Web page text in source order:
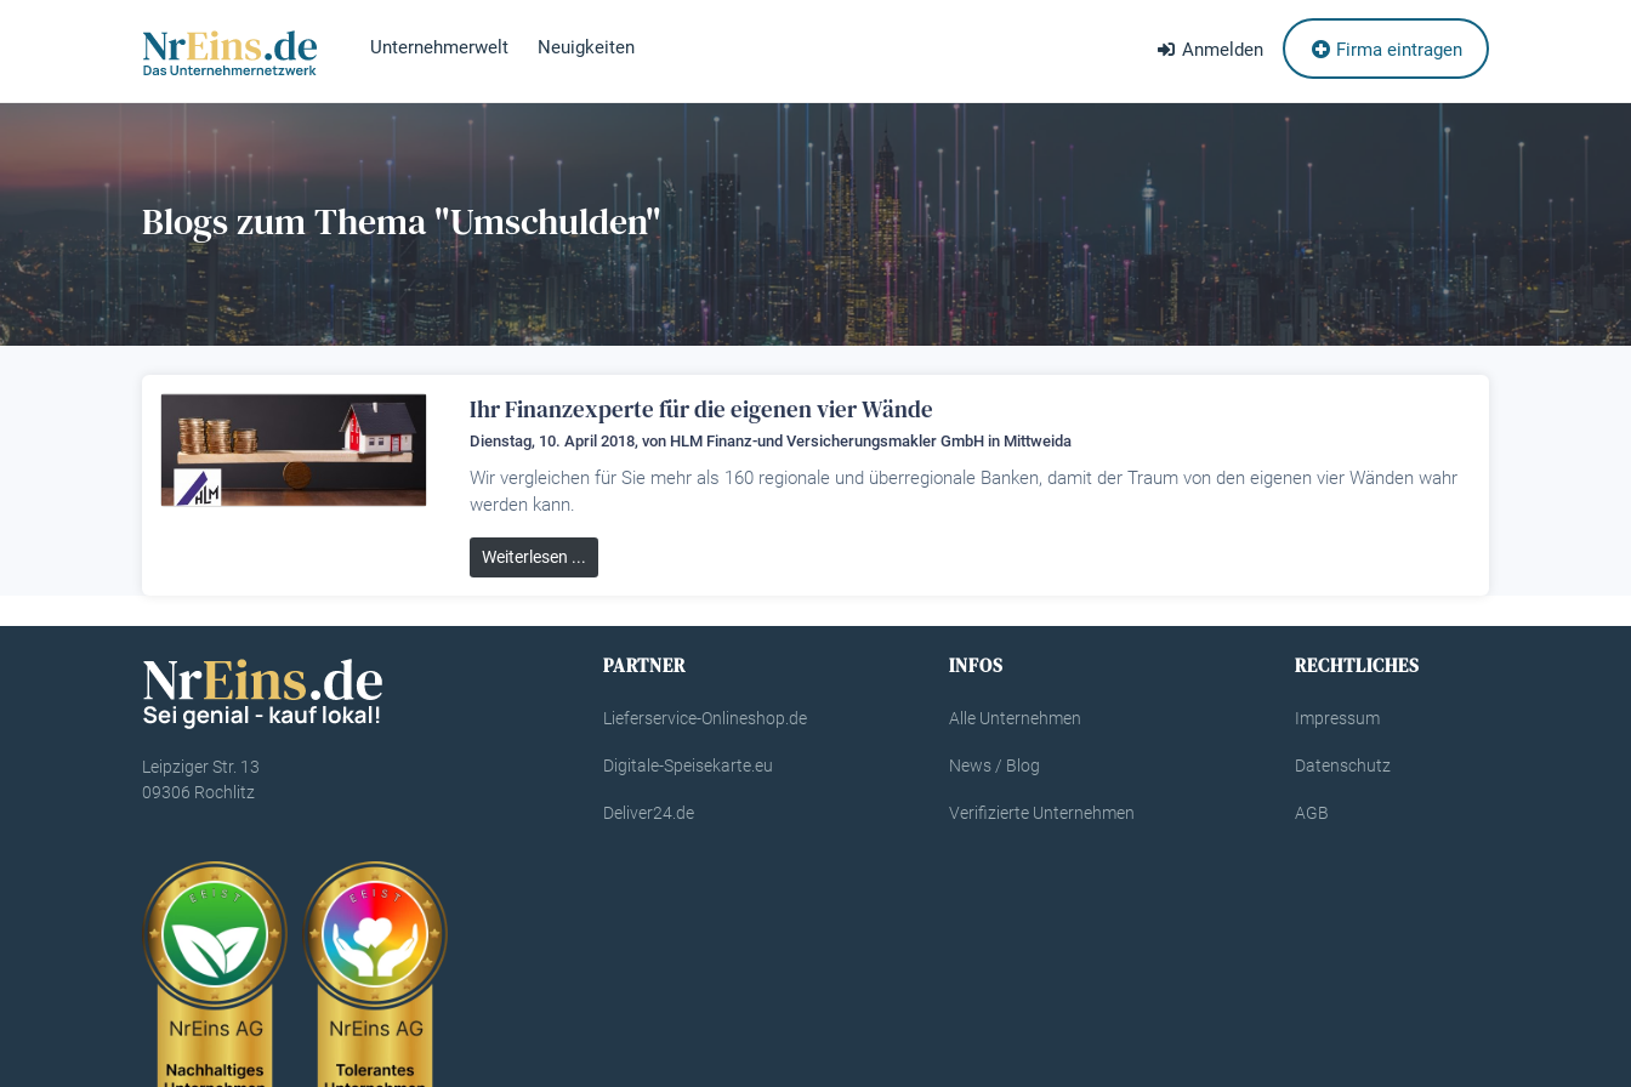
Unternehmerwelt Neuigkeiten Anmelden Firma eintragen
Blogs zum Thema "Umschulden"
Ihr Finanzexperte für die eigenen vier Wände
Dienstag, 10. April 2018, von HLM Finanz-und Versicherungsmakler GmbH in Mittweida
Wir vergleichen für Sie mehr als 160 regionale und überregionale Banken, damit der Traum von den eigenen vier Wänden wahr
werden kann.
Weiterlesen ...
Leipziger Str. 13
09306 Rochlitz
PARTNER
Lieferservice-Onlineshop.de
Digitale-Speisekarte.eu
Deliver24.de
INFOS
Alle Unternehmen
News / Blog
Verifizierte Unternehmen
RECHTLICHES
Impressum
Datenschutz
AGB